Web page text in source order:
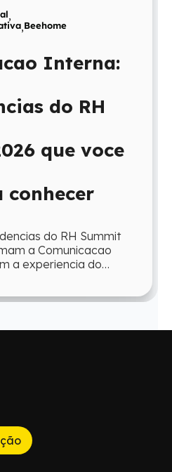
,
,Beehome
Interna:
do RH
que voce
conhecer
do RH Summit
a Comunicacao
a experiencia do